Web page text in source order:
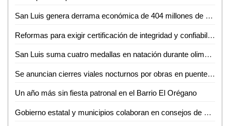
San Luis genera derrama económica de 404 millones de pesos en fin de semana largo
Reformas para exigir certificación de integridad y confiabilidad a candidatos en el 2027, evitarán que el crimen organizado infiltre posiciones
San Luis suma cuatro medallas en natación durante olimpiada nacional 2026
Se anuncian cierres viales nocturnos por obras en puente vehicular en Soledad
Un año más sin fiesta patronal en el Barrio El Orégano
Gobierno estatal y municipios colaboran en consejos de seguridad